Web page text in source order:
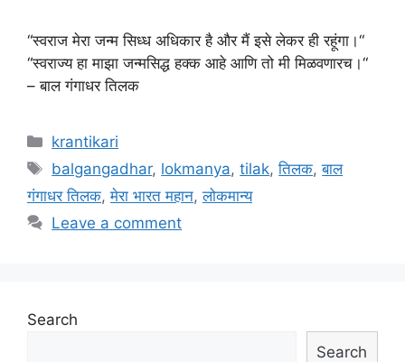
“स्वराज मेरा जन्म सिध्ध अधिकार है और मैं इसे लेकर ही रहूंगा।“
“स्वराज्य हा माझा जन्मसिद्ध हक्क आहे आणि तो मी मिळवणारच।“
– बाल गंगाधर तिलक
Categories
krantikari
Tags
balgangadhar, lokmanya,tilak,तिलक,बाल
गंगाधर तिलक,मेरा भारत महान,लोकमान्य
Leave a comment
Search
Search